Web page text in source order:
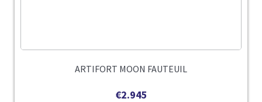
ARTIFORT MOON FAUTEUIL
€2.945